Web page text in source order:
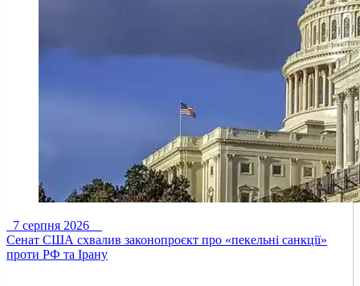
7 серпня 2026
Сенат США схвалив законопроєкт про «пекельні санкції»
проти РФ та Ірану